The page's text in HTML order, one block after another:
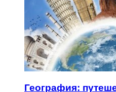
География: